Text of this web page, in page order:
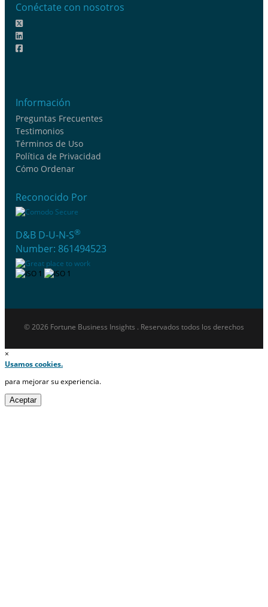
Conéctate con nosotros
Información
Preguntas Frecuentes
Testimonios
Términos de Uso
Política de Privacidad
Cómo Ordenar
Reconocido Por
D&B D-U-N-S®
Number: 861494523
© 2026 Fortune Business Insights . Reservados todos los derechos
×
Usamos cookies.
para mejorar su experiencia.
Aceptar